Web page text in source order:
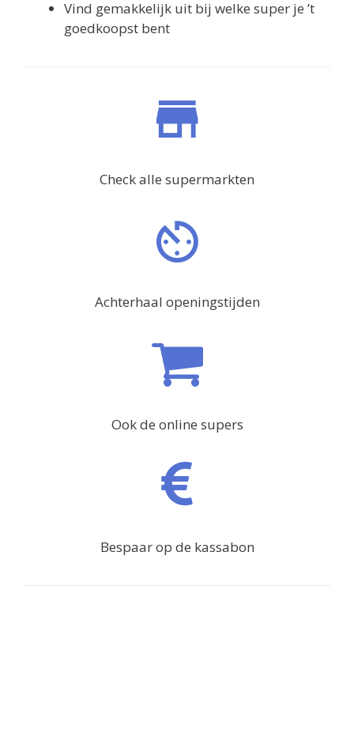
Vind gemakkelijk uit bij welke super je ’t
goedkoopst bent
Check alle supermarkten
Achterhaal openingstijden
Ook de online supers
Bespaar op de kassabon